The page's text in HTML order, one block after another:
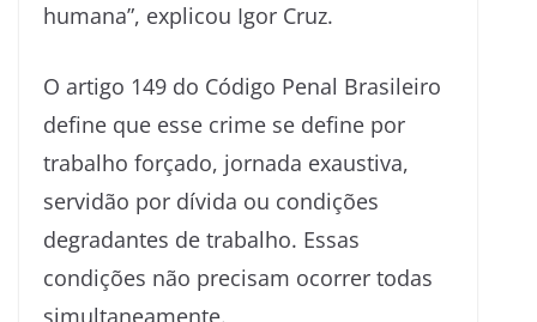
humana”, explicou Igor Cruz.
O artigo 149 do Código Penal Brasileiro
define que esse crime se define por
trabalho forçado, jornada exaustiva,
servidão por dívida ou condições
degradantes de trabalho. Essas
condições não precisam ocorrer todas